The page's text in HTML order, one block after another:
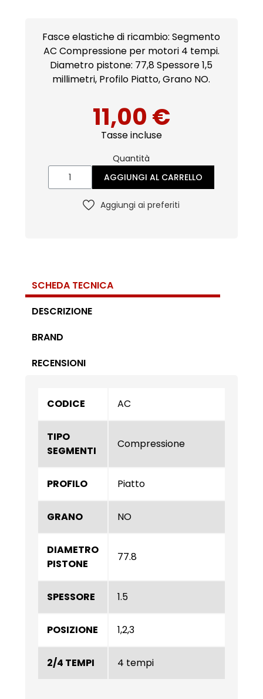
Fasce elastiche di ricambio: Segmento
AC Compressione per motori 4 tempi.
Diametro pistone: 77,8 Spessore 1,5
millimetri, Profilo Piatto, Grano NO.
11,00 €
Tasse incluse
Quantità
AGGIUNGI AL CARRELLO
Aggiungi ai preferiti
SCHEDA TECNICA
DESCRIZIONE
BRAND
RECENSIONI
CODICE AC
TIPO
SEGMENTI
Compressione
PROFILO Piatto
GRANO NO
DIAMETRO
PISTONE
77.8
SPESSORE 1.5
POSIZIONE 1,2,3
2/4 TEMPI 4 tempi